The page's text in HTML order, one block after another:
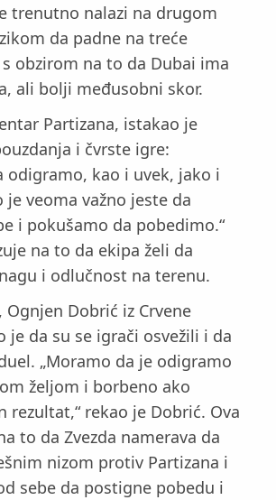
trenutno nalazi na drugom
da padne na treće
obzirom na to da Dubai ima
ali bolji međusobni skor.
Partizana, istakao je
i čvrste igre:
odigramo, kao i uvek, jako i
je veoma važno jeste da
i pokušamo da pobedimo.“
na to da ekipa želi da
i odlučnost na terenu.
Ognjen Dobrić iz Crvene
je da su se igrači osvežili i da
„Moramo da je odigramo
željom i borbeno ako
rezultat,“ rekao je Dobrić. Ova
to da Zvezda namerava da
nizom protiv Partizana i
sebe da postigne pobedu i